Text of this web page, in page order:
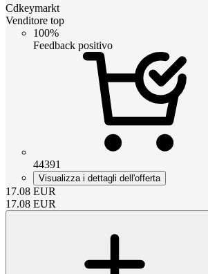
Cdkeymarkt
Venditore top
100%
Feedback positivo
44391
Visualizza i dettagli dell'offerta
17.08 EUR
17.08 EUR